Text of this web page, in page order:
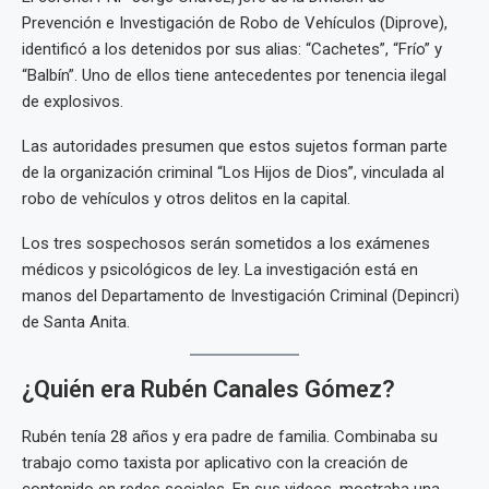
Prevención e Investigación de Robo de Vehículos (Diprove),
identificó a los detenidos por sus alias: “Cachetes”, “Frío” y
“Balbín”. Uno de ellos tiene antecedentes por tenencia ilegal
de explosivos.
Las autoridades presumen que estos sujetos forman parte
de la organización criminal “Los Hijos de Dios”, vinculada al
robo de vehículos y otros delitos en la capital.
Los tres sospechosos serán sometidos a los exámenes
médicos y psicológicos de ley. La investigación está en
manos del Departamento de Investigación Criminal (Depincri)
de Santa Anita.
¿Quién era Rubén Canales Gómez?
Rubén tenía 28 años y era padre de familia. Combinaba su
trabajo como taxista por aplicativo con la creación de